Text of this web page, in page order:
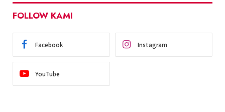
FOLLOW KAMI
Facebook Instagram
YouTube